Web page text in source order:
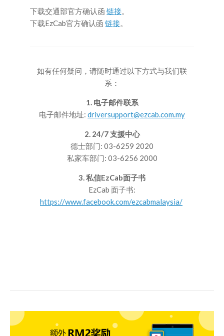
下载交通部官方确认函 链接。
下载EzCab官方确认函 链接。
如有任何疑问，请随时通过以下方式与我们联
系：
1. 电子邮件联系
电子邮件地址: driversupport@ezcab.com.my
2. 24/7 支援中心
德士部门: 03-6259 2020
私家车部门: 03-6256 2000
3. 私信EzCab面子书
EzCab 面子书:
https://www.facebook.com/ezcabmalaysia/